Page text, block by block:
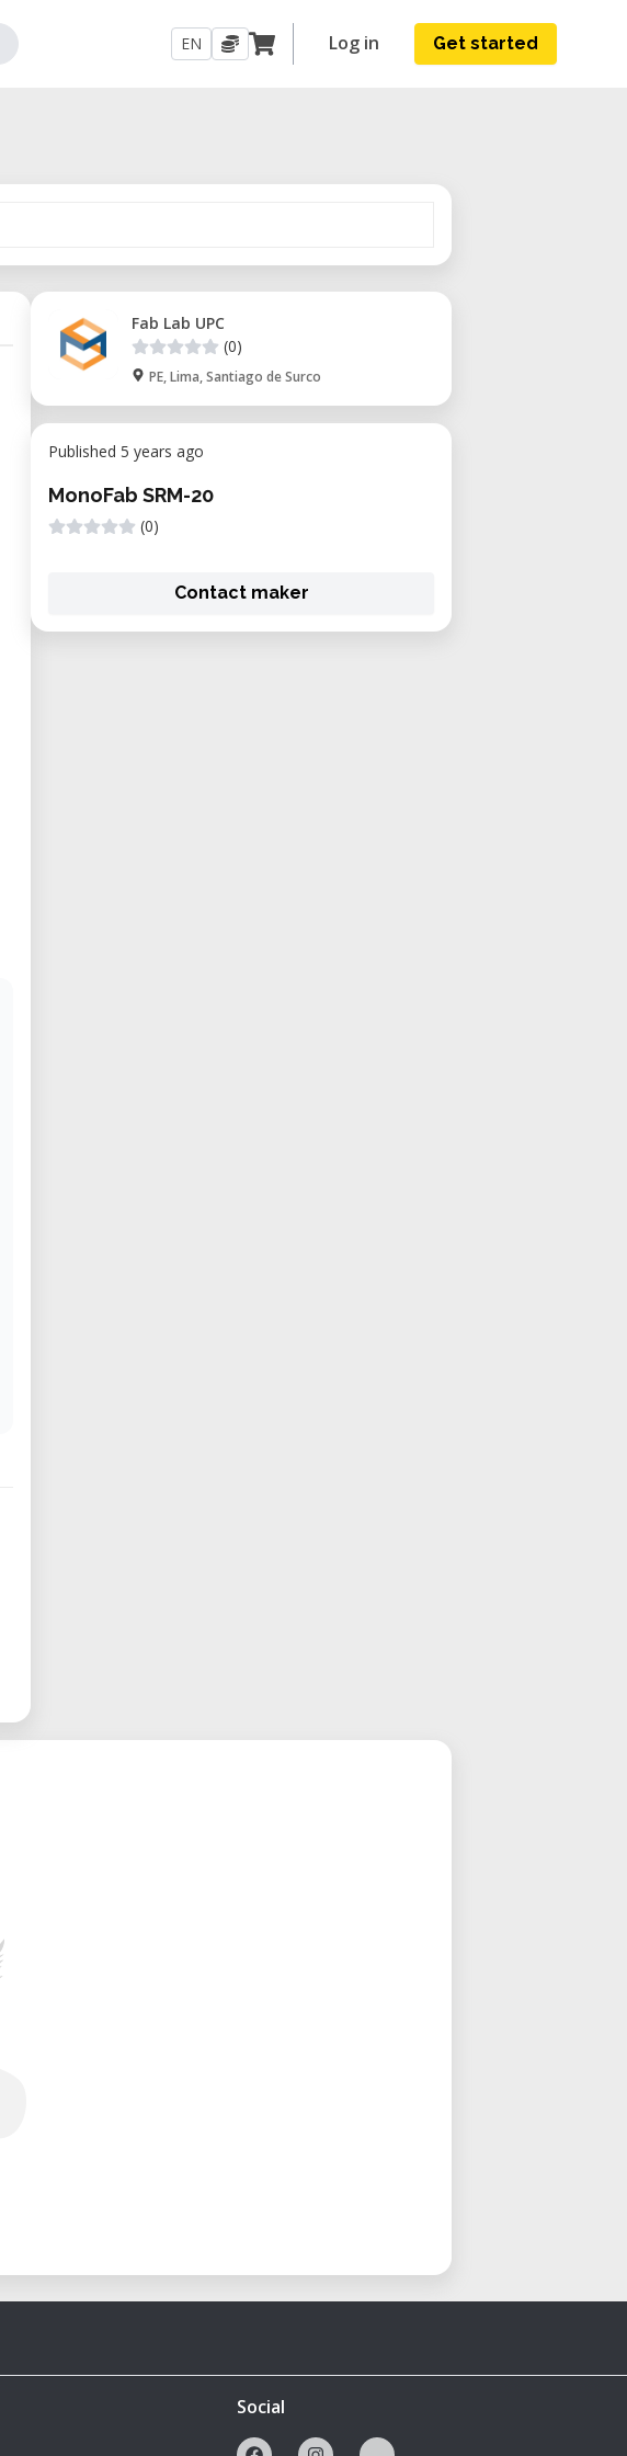
EN Log in Get started
Fab Lab UPC
(0)
PE, Lima, Santiago de Surco
Published 5 years ago
MonoFab SRM-20
(0)
Contact maker
Social